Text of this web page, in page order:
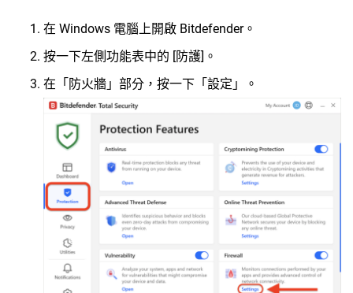
在 Windows 電腦上開啟 Bitdefender。
按一下左側功能表中的 [防護]。
在「防火牆」部分，按一下「設定」。